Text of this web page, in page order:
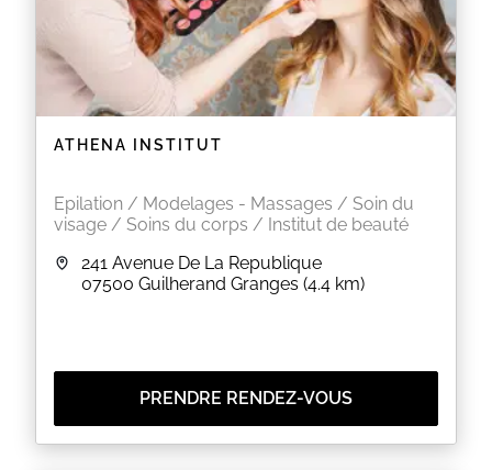
EN SAVOIR PLUS
ATHENA INSTITUT
Epilation / Modelages - Massages / Soin du
visage / Soins du corps / Institut de beauté
241 Avenue De La Republique
07500 Guilherand Granges (4.4 km)
PRENDRE RENDEZ-VOUS